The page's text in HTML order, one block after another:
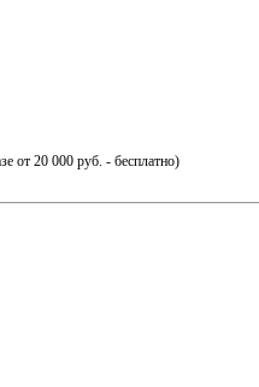
от 20 000 руб. - бесплатно)